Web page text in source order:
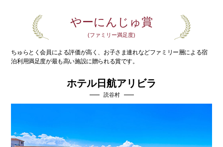
やーにんじゅ賞
(ファミリー満足度)
ちゅらとく会員による評価が高く、お子さま連れなどファミリー層による宿
泊利用満足度が最も高い施設に贈られる賞です。
ホテル日航アリビラ
読谷村